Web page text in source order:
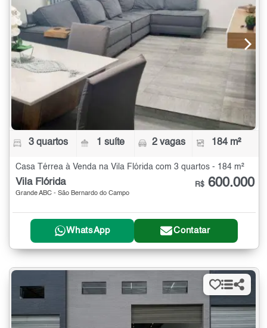
3 quartos 1 suíte 2 vagas 184 m²
Casa Térrea à Venda na Vila Flórida com 3 quartos - 184 m²
Vila Flórida
Grande ABC - São Bernardo do Campo
R$ 600.000
WhatsApp Contatar